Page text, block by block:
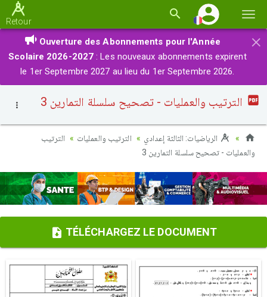
la
Retour
×
Ouverture des Abonnements pour l'Année
Scolaire 2026-2027 : Les nouveaux abonnements expirent
le 1er Septembre 2027 au lieu du 1er Septembre 2026.
الترتيب والعمليات - تصحيح سلسلة التمارين 3
الرياضيات: الثالثة إعدادي الترتيب والعمليات
الترتيب
والعمليات - تصحيح سلسلة التمارين 3
TÉLÉCHARGEZ LE DOCUMENT